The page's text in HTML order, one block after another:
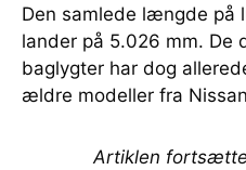
Den samlede længde på
lander på 5.026 mm. De
baglygter har dog
ældre modeller fra
Artiklen